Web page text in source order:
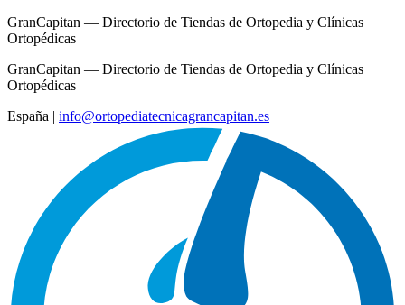
GranCapitan — Directorio de Tiendas de Ortopedia y Clínicas
Ortopédicas
GranCapitan — Directorio de Tiendas de Ortopedia y Clínicas
Ortopédicas
España | info@ortopediatecnicagrancapitan.es